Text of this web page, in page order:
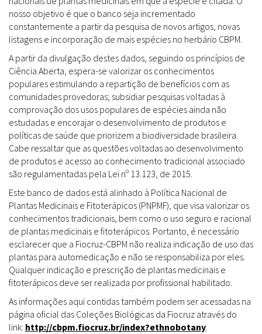
nosso objetivo é que o banco seja incrementado
constantemente a partir da pesquisa de novos artigos, novas
listagens e incorporação de mais espécies no herbário CBPM.
A partir da divulgação destes dados, seguindo os princípios de
Ciência Aberta, espera-se valorizar os conhecimentos
populares estimulando a repartição de benefícios com as
comunidades provedoras; subsidiar pesquisas voltadas à
comprovação dos usos populares de espécies ainda não
estudadas e encorajar o desenvolvimento de produtos e
políticas de saúde que priorizem a biodiversidade brasileira.
Cabe ressaltar que as questões voltadas ao desenvolvimento
de produtos e acesso ao conhecimento tradicional associado
são regulamentadas pela Lei nº 13.123, de 2015.
Este banco de dados está alinhado à Política Nacional de
Plantas Medicinais e Fitoterápicos (PNPMF), que visa valorizar os
conhecimentos tradicionais, bem como o uso seguro e racional
de plantas medicinais e fitoterápicos. Portanto, é necessário
esclarecer que a Fiocruz-CBPM não realiza indicação de uso das
plantas para automedicação e não se responsabiliza por eles.
Qualquer indicação e prescrição de plantas medicinais e
fitoterápicos deve ser realizada por profissional habilitado.
As informações aqui contidas também podem ser acessadas na
página oficial das Coleções Biológicas da Fiocruz através do
link: http://cbpm.fiocruz.br/index?ethnobotany.